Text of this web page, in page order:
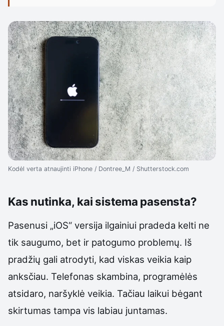
Kodėl verta atnaujinti iPhone / Dontree_M / Shutterstock.com
Kas nutinka, kai sistema pasensta?
Pasenusi „iOS“ versija ilgainiui pradeda kelti ne
tik saugumo, bet ir patogumo problemų. Iš
pradžių gali atrodyti, kad viskas veikia kaip
anksčiau. Telefonas skambina, programėlės
atsidaro, naršyklė veikia. Tačiau laikui bėgant
skirtumas tampa vis labiau juntamas.